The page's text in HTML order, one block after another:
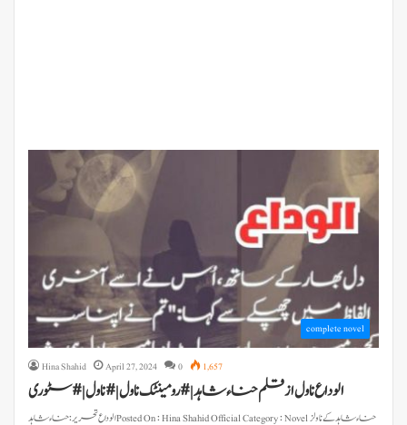
complete novel
Hina Shahid April 27, 2024 0 1,657
الوداع ناول از قلم حناء شاہد | #رومینٹک ناول | #ناول | # سٹوری